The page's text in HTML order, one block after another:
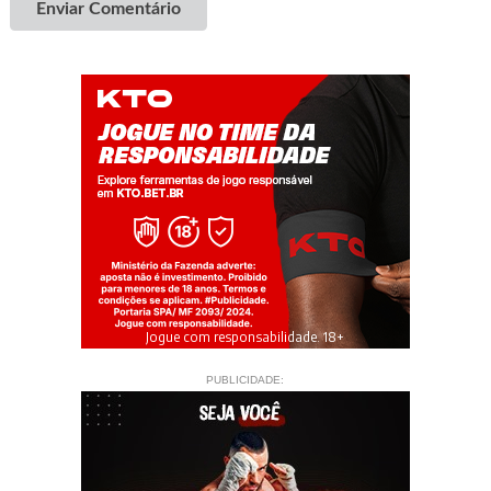
Enviar Comentário
Jogue com responsabilidade. 18+
PUBLICIDADE: